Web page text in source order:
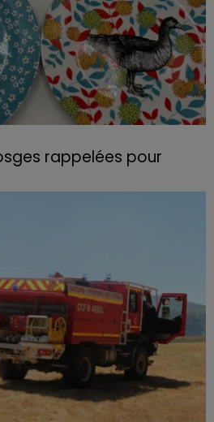
rappelées pour
dans deux assiettes en